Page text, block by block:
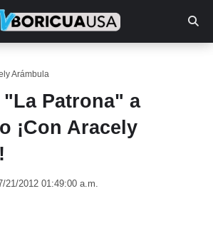
Arámbula
"La Patrona" a
¡Con Aracely
21/2012 01:49:00 a.m.